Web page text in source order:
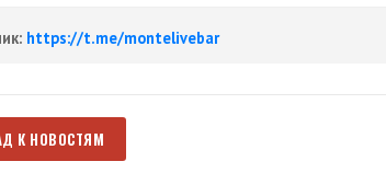
https://t.me/montelivebar
К НОВОСТЯМ